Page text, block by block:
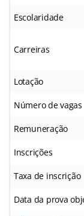
Escolaridade
Carreiras
Lotação
Número de vagas
Remuneração
Inscrições
Taxa de inscrição
Data da prova